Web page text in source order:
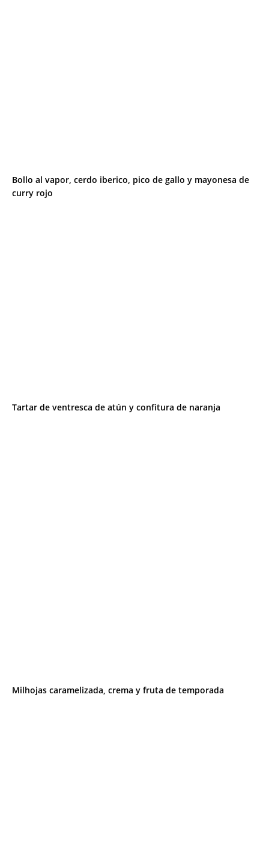
Bollo al vapor, cerdo iberico, pico de gallo y mayonesa de
curry rojo
Tartar de ventresca de atún y confitura de naranja
Milhojas caramelizada, crema y fruta de temporada